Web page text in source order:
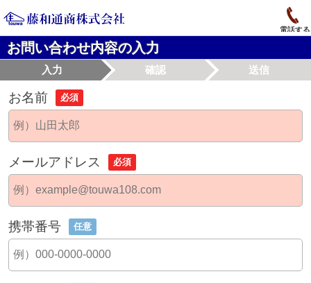
電話する
お問い合わせ内容の入力
入力 確認 送信
お名前 必須
メールアドレス 必須
携帯番号 任意